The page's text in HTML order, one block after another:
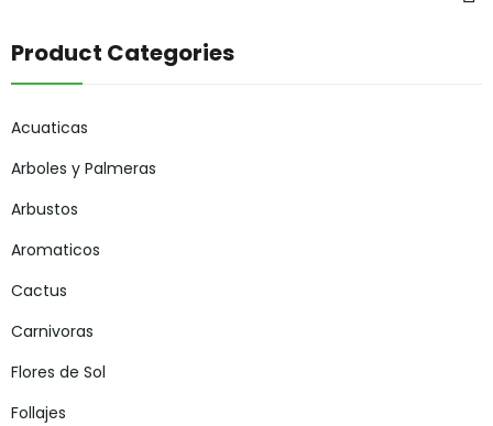
Product Categories
Acuaticas
Arboles y Palmeras
Arbustos
Aromaticos
Cactus
Carnivoras
Flores de Sol
Follajes